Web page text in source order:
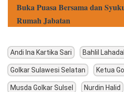
Buka Puasa Bersama dan
Rumah Jabatan
Andi Ina Kartika Sari Bahlil
Golkar Sulawesi Selatan Ketua
Musda Golkar Sulsel Nurdin Halid